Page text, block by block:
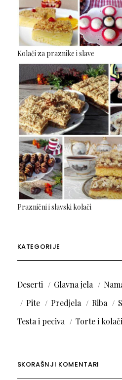
Kolači za praznike i slave
Praznični i slavski kolači
KATEGORIJE
Deserti Glavna jela
Pite
Predjela Riba
Testa i peciva
Torte i kolači
SKORAŠNJI KOMENTARI